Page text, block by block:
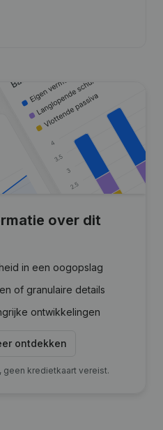
over dit
in een oogopslag
of granulaire details
ontwikkelingen
ontdekken
kredietkaart vereist.